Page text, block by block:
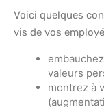
Voici quelques
vis de vos
valeurs
montrez à